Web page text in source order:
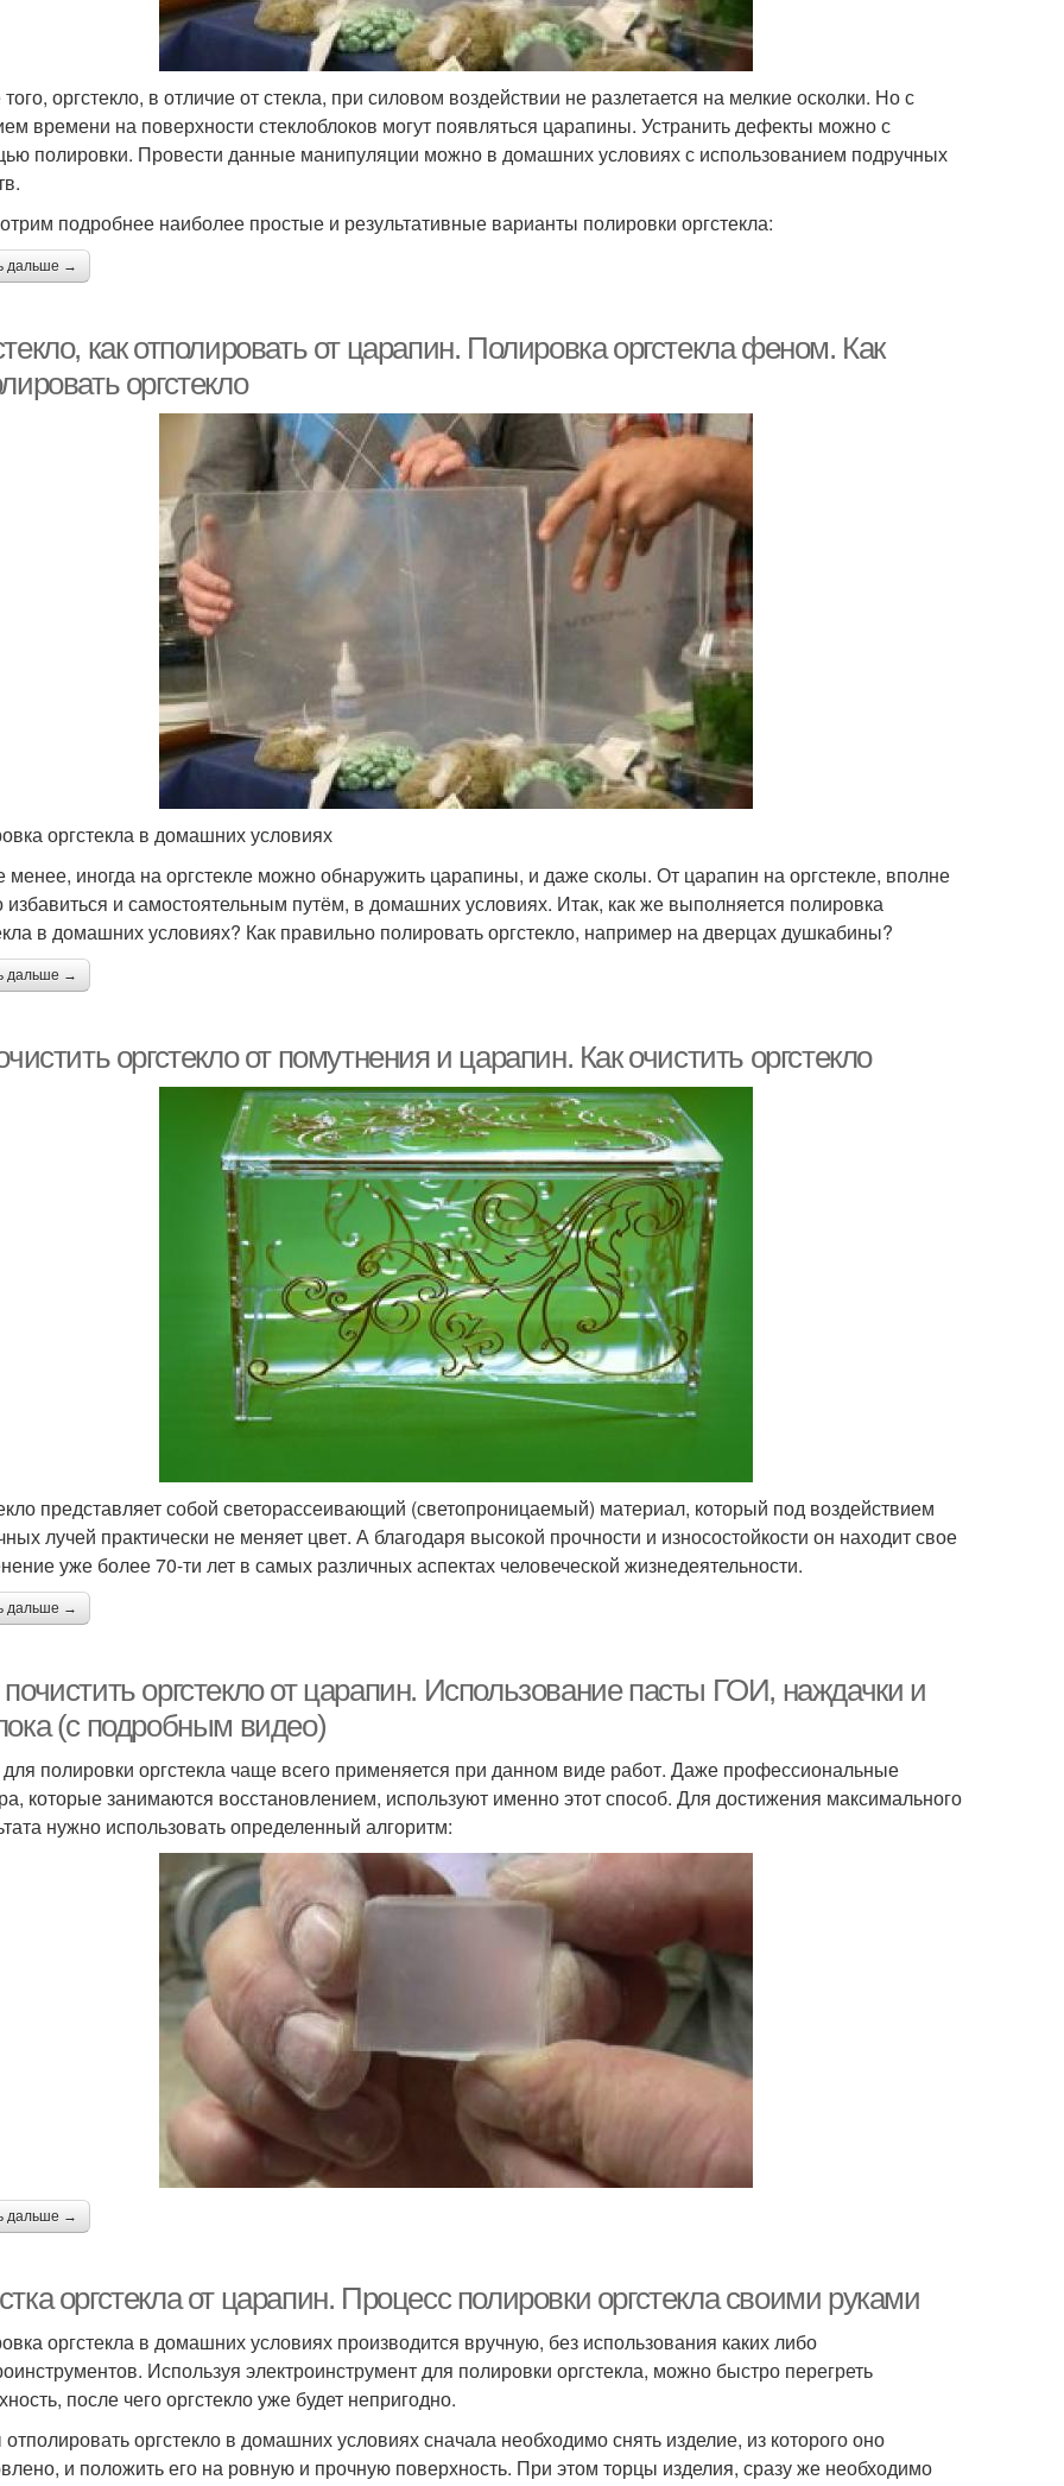
оргстекло, в отличие от стекла, при силовом воздействии не разлетается на мелкие осколки. Но с
времени на поверхности стеклоблоков могут появляться царапины. Устранить дефекты можно с
полировки. Провести данные манипуляции можно в домашних условиях с использованием подручных
подробнее наиболее простые и результативные варианты полировки оргстекла:
дальше →
как отполировать от царапин. Полировка оргстекла феном. Как
оргстекло
оргстекла в домашних условиях
менее, иногда на оргстекле можно обнаружить царапины, и даже сколы. От царапин на оргстекле, вполне
и самостоятельным путём, в домашних условиях. Итак, как же выполняется полировка
в домашних условиях? Как правильно полировать оргстекло, например на дверцах душкабины?
дальше →
оргстекло от помутнения и царапин. Как очистить оргстекло
представляет собой светорассеивающий (светопроницаемый) материал, который под воздействием
лучей практически не меняет цвет. А благодаря высокой прочности и износостойкости он находит свое
уже более 70-ти лет в самых различных аспектах человеческой жизнедеятельности.
дальше →
оргстекло от царапин. Использование пасты ГОИ, наждачки и
(с подробным видео)
полировки оргстекла чаще всего применяется при данном виде работ. Даже профессиональные
которые занимаются восстановлением, используют именно этот способ. Для достижения максимального
нужно использовать определенный алгоритм:
дальше →
оргстекла от царапин. Процесс полировки оргстекла своими руками
оргстекла в домашних условиях производится вручную, без использования каких либо
Используя электроинструмент для полировки оргстекла, можно быстро перегреть
после чего оргстекло уже будет непригодно.
оргстекло в домашних условиях сначала необходимо снять изделие, из которого оно
и положить его на ровную и прочную поверхность. При этом торцы изделия, сразу же необходимо